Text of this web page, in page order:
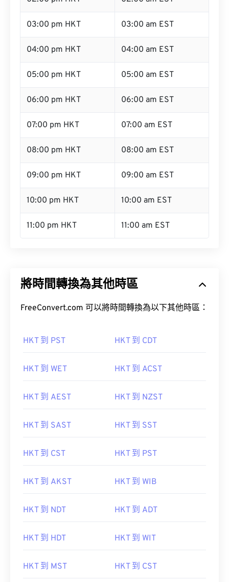
03:00 pm HKT 03:00 am EST
04:00 pm HKT 04:00 am EST
05:00 pm HKT 05:00 am EST
06:00 pm HKT 06:00 am EST
07:00 pm HKT 07:00 am EST
08:00 pm HKT 08:00 am EST
09:00 pm HKT 09:00 am EST
10:00 pm HKT 10:00 am EST
11:00 pm HKT 11:00 am EST
將時間轉換為其他時區
FreeConvert.com 可以將時間轉換為以下其他時區：
HKT 到 PST HKT 到 CDT
HKT 到 WET HKT 到 ACST
HKT 到 AEST HKT 到 NZST
HKT 到 SAST HKT 到 SST
HKT 到 CST HKT 到 PST
HKT 到 AKST HKT 到 WIB
HKT 到 NDT HKT 到 ADT
HKT 到 HDT HKT 到 WIT
HKT 到 MST HKT 到 CST